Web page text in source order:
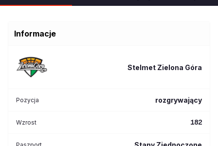
Informacje
Stelmet Zielona Góra
Pozycja rozgrywający
Wzrost 182
Paszport